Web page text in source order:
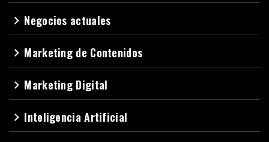
navigate_next Negocios actuales
navigate_next Marketing de Contenidos
navigate_next Marketing Digital
navigate_next Inteligencia Artificial